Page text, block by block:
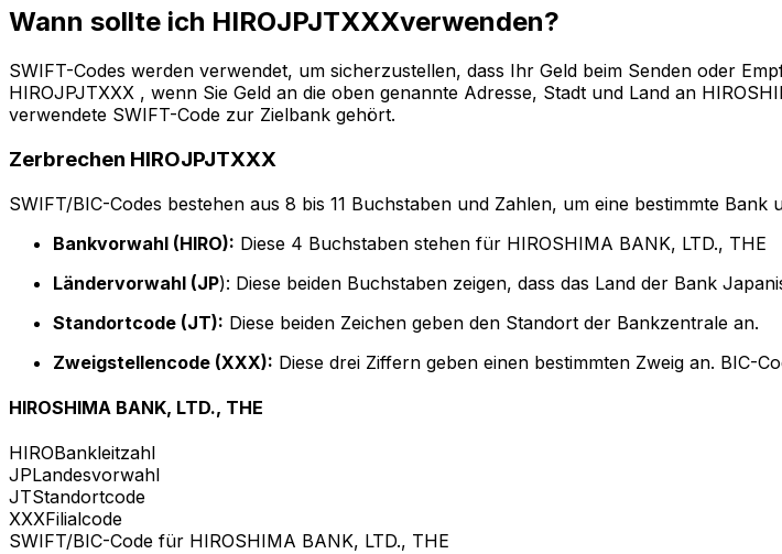
Wann sollte ich HIROJPJTXXXverwenden?
SWIFT-Codes werden verwendet, um sicherzustellen, dass Ihr Geld beim Senden oder
HIROJPJTXXX , wenn Sie Geld an die oben genannte Adresse, Stadt und Land an
verwendete SWIFT-Code zur Zielbank gehört.
Zerbrechen HIROJPJTXXX
SWIFT/BIC-Codes bestehen aus 8 bis 11 Buchstaben und Zahlen, um eine bestimmte Bank
Bankvorwahl (HIRO): Diese 4 Buchstaben stehen für HIROSHIMA BANK, LTD., THE
Ländervorwahl (JP): Diese beiden Buchstaben zeigen, dass das Land der Bank
Standortcode (JT): Diese beiden Zeichen geben den Standort der Bankzentrale an.
Zweigstellencode (XXX): Diese drei Ziffern geben einen bestimmten Zweig an. BIC-
HIROSHIMA BANK, LTD., THE
HIROBankleitzahl
JPLandesvorwahl
JTStandortcode
XXXFilialcode
SWIFT/BIC-Code für HIROSHIMA BANK, LTD., THE